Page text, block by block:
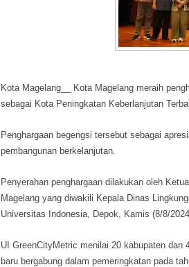
Kota Magelang__ Kota Magelang meraih
sebagai Kota Peningkatan Keberlanjutan
Penghargaan begengsi tersebut sebagai
pembangunan berkelanjutan.
Penyerahan penghargaan dilakukan oleh
Magelang yang diwakili Kepala Dinas
Universitas Indonesia, Depok, Kamis (8/8/
UI GreenCityMetric menilai 20 kabupaten
baru bergabung dalam pemeringkatan pada